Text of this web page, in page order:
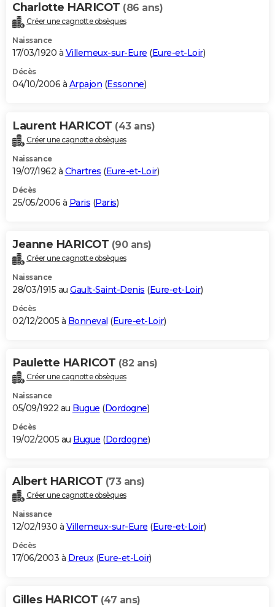
Charlotte HARICOT (86 ans)
Créer une cagnotte obsèques
Naissance
17/03/1920 à Villemeux-sur-Eure (Eure-et-Loir)
Décès
04/10/2006 à Arpajon (Essonne)
Laurent HARICOT (43 ans)
Créer une cagnotte obsèques
Naissance
19/07/1962 à Chartres (Eure-et-Loir)
Décès
25/05/2006 à Paris (Paris)
Jeanne HARICOT (90 ans)
Créer une cagnotte obsèques
Naissance
28/03/1915 au Gault-Saint-Denis (Eure-et-Loir)
Décès
02/12/2005 à Bonneval (Eure-et-Loir)
Paulette HARICOT (82 ans)
Créer une cagnotte obsèques
Naissance
05/09/1922 au Bugue (Dordogne)
Décès
19/02/2005 au Bugue (Dordogne)
Albert HARICOT (73 ans)
Créer une cagnotte obsèques
Naissance
12/02/1930 à Villemeux-sur-Eure (Eure-et-Loir)
Décès
17/06/2003 à Dreux(Eure-et-Loir)
Gilles HARICOT (47 ans)